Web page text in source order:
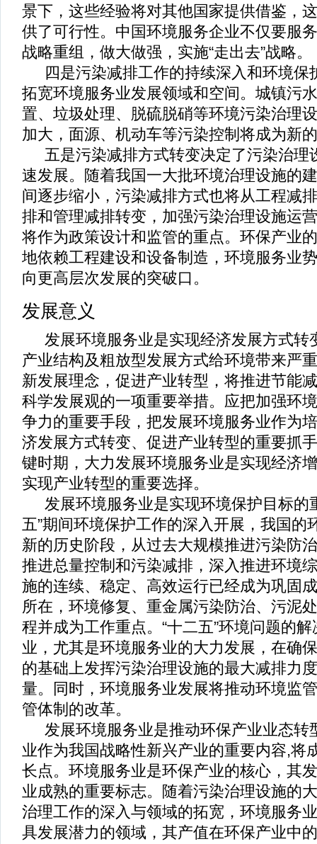
景下，这些经验将对其他国家提供借鉴，
供了可行性。中国环境服务企业不仅要服
战略重组，做大做强，实施“走出去”战略。
四是污染减排工作的持续深入和环境保
拓宽环境服务业发展领域和空间。城镇污
置、垃圾处理、脱硫脱硝等环境污染治理
加大，面源、机动车等污染控制将成为新
五是污染减排方式转变决定了污染治理
速发展。随着我国一大批环境治理设施的
间逐步缩小，污染减排方式也将从工程减
排和管理减排转变，加强污染治理设施运
将作为政策设计和监管的重点。环保产业
地依赖工程建设和设备制造，环境服务业
向更高层次发展的突破口。
发展意义
发展环境服务业是实现经济发展方式转
产业结构及粗放型发展方式给环境带来严
新发展理念，促进产业转型，将推进节能
科学发展观的一项重要举措。应把加强环
争力的重要手段，把发展环境服务业作为
济发展方式转变、促进产业转型的重要抓
键时期，大力发展环境服务业是实现经济
实现产业转型的重要选择。
发展环境服务业是实现环境保护目标的
五”期间环境保护工作的深入开展，我国的
新的历史阶段，从过去大规模推进污染防
推进总量控制和污染减排，深入推进环境
施的连续、稳定、高效运行已经成为巩固
所在，环境修复、重金属污染防治、污泥
程并成为工作重点。 “十二五”环境问题的
业，尤其是环境服务业的大力发展，在确
的基础上发挥污染治理设施的最大减排力
量。同时，环境服务业发展将推动环境监
管体制的改革。
发展环境服务业是推动环保产业业态转
业作为我国战略性新兴产业的重要内容,将
长点。环境服务业是环保产业的核心，其
业成熟的重要标志。随着污染治理设施的
治理工作的深入与领域的拓宽，环境服务
具发展潜力的领域，其产值在环保产业中